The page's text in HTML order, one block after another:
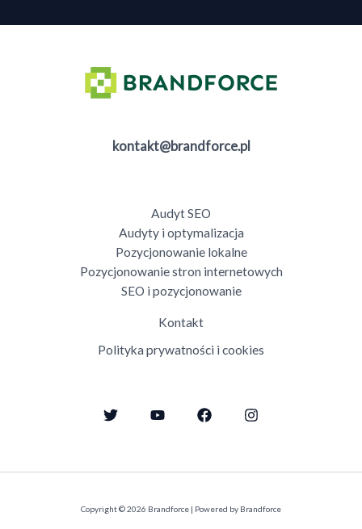
kontakt@brandforce.pl
Audyt SEO
Audyty i optymalizacja
Pozycjonowanie lokalne
Pozycjonowanie stron internetowych
SEO i pozycjonowanie
Kontakt
Polityka prywatności i cookies
Copyright © 2026 Brandforce | Powered by Brandforce